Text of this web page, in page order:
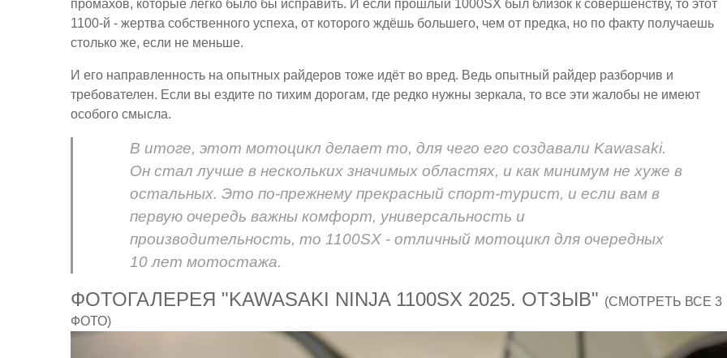
промахов, которые легко было бы исправить. И если прошлый 1000SX был близок к совершенству, то этот
1100-й - жертва собственного успеха, от которого ждёшь большего, чем от предка, но по факту получаешь
столько же, если не меньше.
И его направленность на опытных райдеров тоже идёт во вред. Ведь опытный райдер разборчив и
требователен. Если вы ездите по тихим дорогам, где редко нужны зеркала, то все эти жалобы не имеют
особого смысла.
В итоге, этот мотоцикл делает то, для чего его создавали Kawasaki.
Он стал лучше в нескольких значимых областях, и как минимум не хуже в
остальных. Это по-прежнему прекрасный спорт-турист, и если вам в
первую очередь важны комфорт, универсальность и
производительность, то 1100SX - отличный мотоцикл для очередных
10 лет мотостажа.
ФОТОГАЛЕРЕЯ "KAWASAKI NINJA 1100SX 2025. ОТЗЫВ" (СМОТРЕТЬ ВСЕ 3
ФОТО)